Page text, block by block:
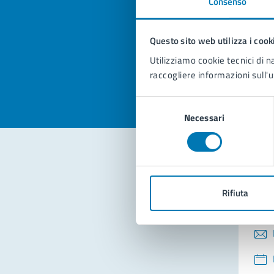
Questo sito web utilizza i
Utilizziamo cookie tecnici di
raccogliere informazioni
consenso
Necessari
Rifiuta